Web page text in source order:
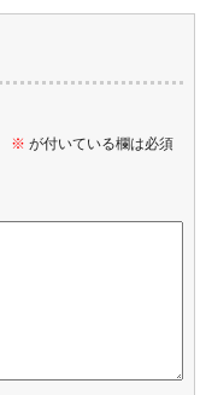
※ が付いている欄は必須